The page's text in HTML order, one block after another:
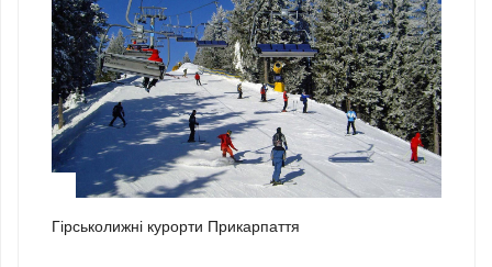
Гірськолижні курорти Прикарпаття